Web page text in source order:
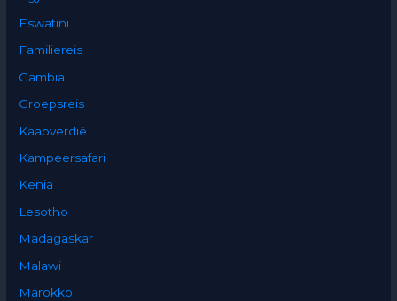
Eswatini
Familiereis
Gambia
Groepsreis
Kaapverdië
Kampeersafari
Kenia
Lesotho
Madagaskar
Malawi
Marokko